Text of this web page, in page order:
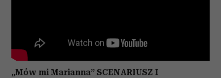
„Mów mi Marianna” SCENARIUSZ I